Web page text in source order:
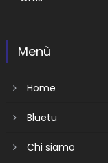
Menù
Home
Bluetu
Chi siamo